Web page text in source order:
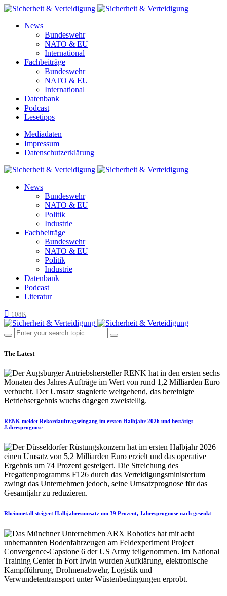
News
Bundeswehr
NATO & EU
International
Fachbeiträge
Bundeswehr
NATO & EU
International
Datenbank
Podcast
Lesetipps
Mediadaten
Impressum
Datenschutzerklärung
News
Bundeswehr
NATO & EU
Politik
Industrie
Fachbeiträge
Bundeswehr
NATO & EU
Politik
Industrie
Datenbank
Podcast
Literatur
108K
The Latest
RENK meldet Rekordauftragseingang im ersten Halbjahr 2026 und bestätigt
Jahresprognose
Rheinmetall steigert Halbjahresumsatz um 39 Prozent, Jahresprognose nach gesenkt